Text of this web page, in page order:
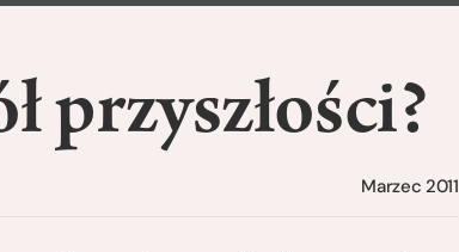
przyszłości?
Marzec 2011